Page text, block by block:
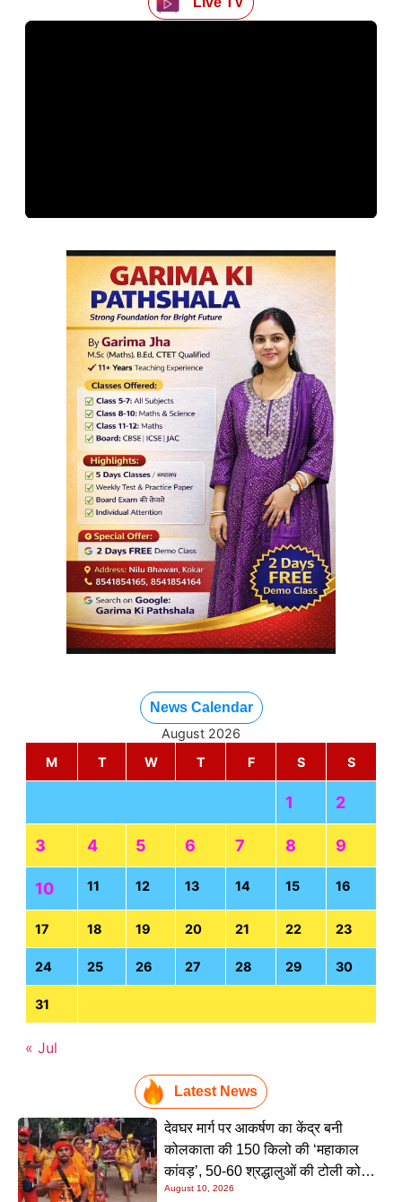
News Calendar
August 2026
M
T W T F S S
1 2
3 4 5 6 7 8 9
10 11 12 13 14 15 16
17 18 19 20 21 22 23
24 25 26 27 28 29 30
31
« Jul
Latest News
देवघर मार्ग पर आकर्षण का केंद्र बनी
कोलकाता की 150 किलो की ‘महाकाल
कांवड़’, 50-60 श्रद्धालुओं की टोली को
देखने उमड़ रही भारी भीड़
August 10, 2026